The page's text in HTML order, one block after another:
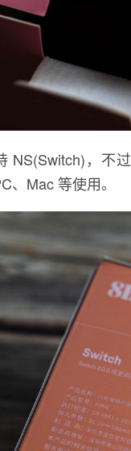
NS(Switch)，不
、Mac 等使用。